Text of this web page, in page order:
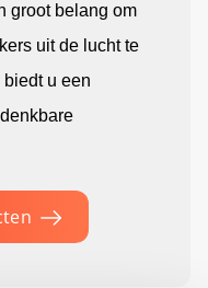
groot belang om
uit de lucht te
u een